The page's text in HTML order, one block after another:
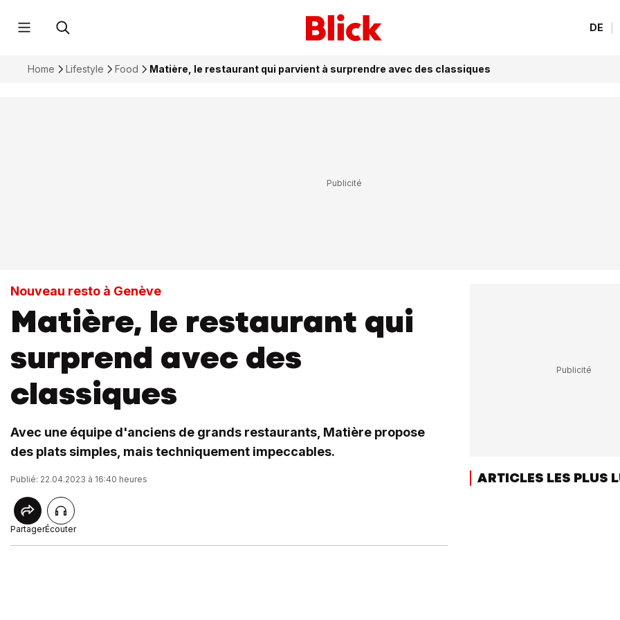
DE
Home Lifestyle Food Matière, le restaurant qui parvient à surprendre avec des classiques
Nouveau resto à Genève
Matière, le restaurant qui
surprend avec des
classiques
Avec une équipe d'anciens de grands restaurants, Matière propose
des plats simples, mais techniquement impeccables.
Publié: 22.04.2023 à 16:40 heures
PartagerÉcouter
ARTICLES LES PLUS